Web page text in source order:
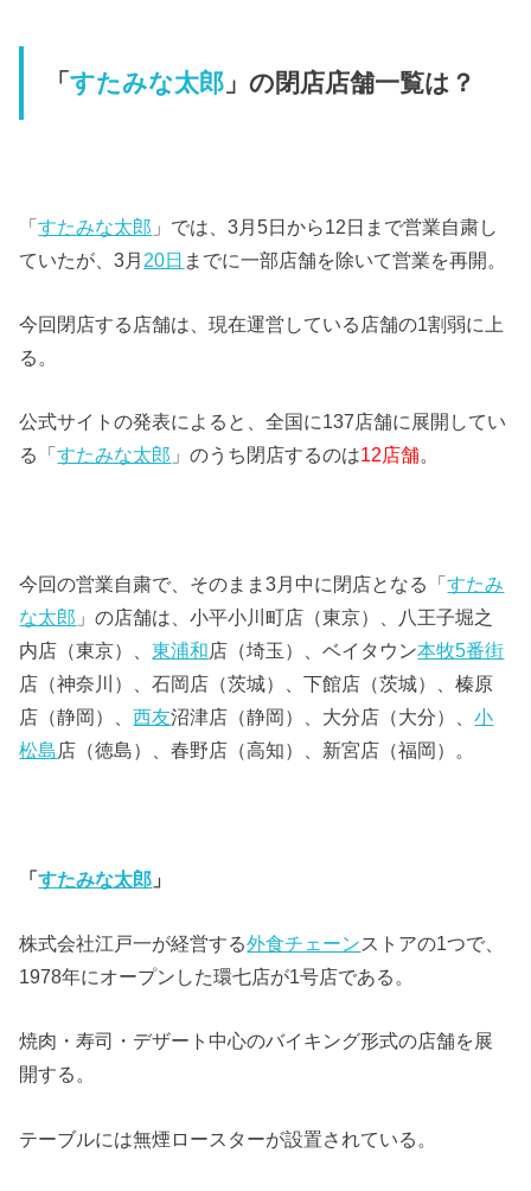
「 すたみな太郎」の閉店店舗一覧は？
「すたみな太郎 」では、3月5日から12日まで営業自粛し
ていたが、3月 20日 までに一部店舗を除いて営業を再開。
今回閉店する店舗は、現在運営している店舗の1割弱に上
る。
公式サイトの発表によると、全国に137店舗に展開してい
る「すたみな太郎 」のうち閉店するのは12店舗。
今回の営業自粛で、そのまま3月中に閉店となる「すたみ
な太郎 」の店舗は、小平小川町店（東京）、八王子堀之
内店（東京）、東浦和店（埼玉）、ベイタウン本牧5番街
店（神奈川）、石岡店（茨城）、下館店（茨城）、榛原
店（静岡）、西友沼津店（静岡）、大分店（大分）、小
松島店（徳島）、春野店（高知）、新宮店（福岡）。
「すたみな太郎 」
株式会社江戸一が経営する外食チェーンストアの1つで、
1978年にオープンした環七店が1号店である。
焼肉・寿司・デザート中心のバイキング形式の店舗を展
開する。
テーブルには無煙ロースターが設置されている。